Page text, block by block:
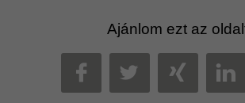
Ajánlom ezt az
FACEBOOK
TWITTER
XING